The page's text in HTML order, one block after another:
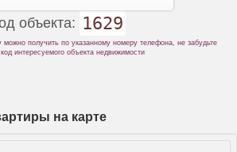
объекта: 1629
получить по указанному номеру телефона, не забудьте
код интересуемого объекта недвижимости
на карте